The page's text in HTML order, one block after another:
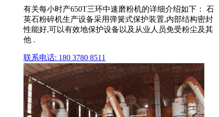
有关每小时产650T三环中速磨粉机的详细介绍如下： 石
英石粉碎机生产设备采用弹簧式保护装置,内部结构密封
性能好,可以有效地保护设备以及从业人员免受粉尘及其
他 .
联系电话: 180 3780 8511